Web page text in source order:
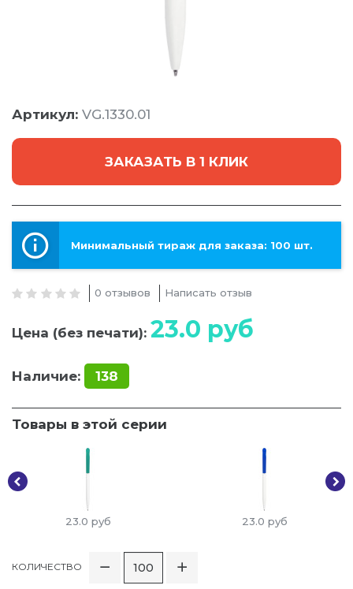
Артикул: VG.1330.01
ЗАКАЗАТЬ В 1 КЛИК
Минимальный тираж для заказа: 100 шт.
0 отзывов Написать отзыв
Цена (без печати): 23.0 руб
Наличие: 138
Товары в этой серии
23.0 руб 23.0 руб
КОЛИЧЕСТВО